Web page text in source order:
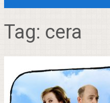
Tag: cera